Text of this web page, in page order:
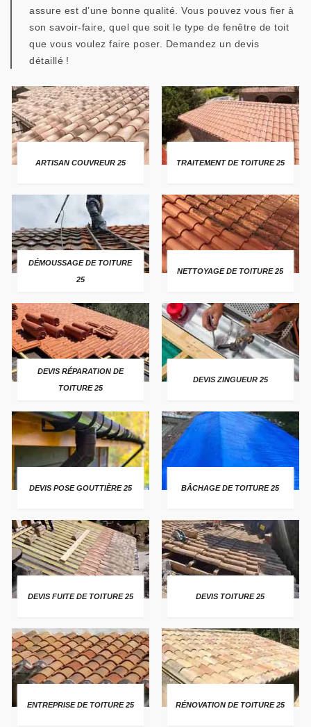
assure est d’une bonne qualité. Vous pouvez vous fier à
son savoir-faire, quel que soit le type de fenêtre de toit
que vous voulez faire poser. Demandez un devis
détaillé !
ARTISAN COUVREUR 25 TRAITEMENT DE TOITURE 25
DÉMOUSSAGE DE TOITURE
25
NETTOYAGE DE TOITURE 25
DEVIS RÉPARATION DE
TOITURE 25
DEVIS ZINGUEUR 25
DEVIS POSE GOUTTIÈRE 25 BÂCHAGE DE TOITURE 25
DEVIS FUITE DE TOITURE 25 DEVIS TOITURE 25
ENTREPRISE DE TOITURE 25 RÉNOVATION DE TOITURE 25